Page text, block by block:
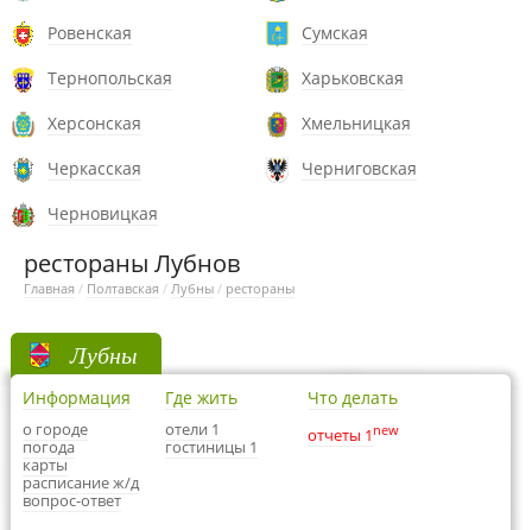
Ровенская
Сумская
Тернопольская
Харьковская
Херсонская
Хмельницкая
Черкасская
Черниговская
Черновицкая
рестораны Лубнов
Главная / Полтавская / Лубны / рестораны
Лубны
Информация
о городе
погода
карты
расписание ж/д
вопрос-ответ
Где жить
отели 1
гостиницы 1
Что делать
отчеты 1 new